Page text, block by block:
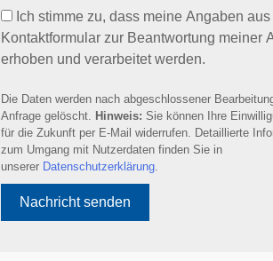
Ich stimme zu, dass meine Angaben
Kontaktformular zur Beantwortung meiner
erhoben und verarbeitet werden.
Die Daten werden nach abgeschlossener
Anfrage gelöscht. Hinweis: Sie können Ihre
für die Zukunft per E-Mail widerrufen. Detaillierte
zum Umgang mit Nutzerdaten finden Sie in
unserer Datenschutzerklärung.
Nachricht senden